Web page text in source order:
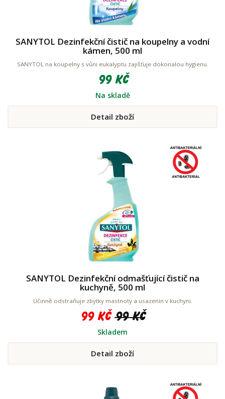
SANYTOL Dezinfekční čistič na koupelny a vodní
kámen, 500 ml
SANYTOL na koupelny s vůni eukalyptu zajišťuje dokonalou hygienu.
99 Kč
Na skladě
Detail zboží
SANYTOL Dezinfekční odmašťující čistič na
kuchyně, 500 ml
Účinně odstraňuje zbytky mastnoty a usazenin v kuchyni.
99 Kč 99 Kč
Skladem
Detail zboží